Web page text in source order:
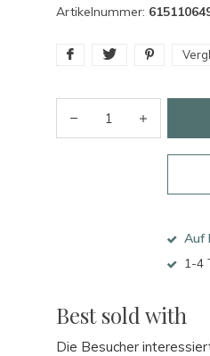
Artikelnummer:
Auf
1-4
Best sold with
Die Besucher